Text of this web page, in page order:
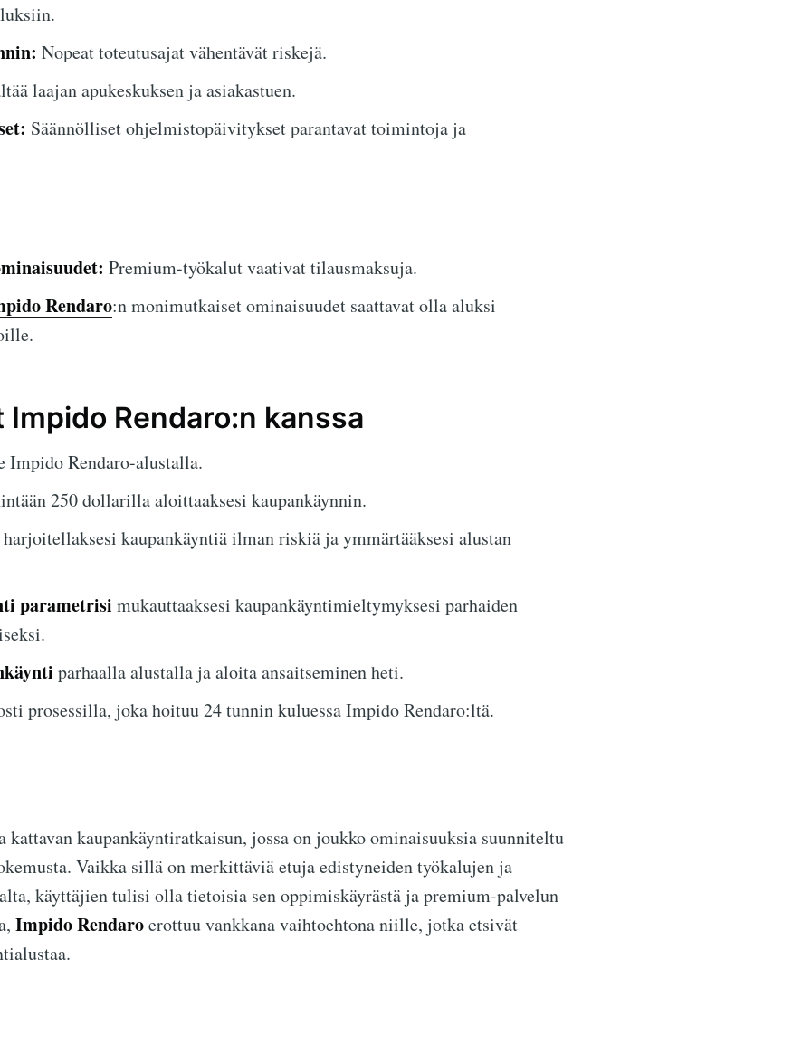
Nopeat toteutusajat vähentävät riskejä.
laajan apukeskuksen ja asiakastuen.
Säännölliset ohjelmistopäivitykset parantavat toimintoja ja
Premium-työkalut vaativat tilausmaksuja.
Rendaro:n monimutkaiset ominaisuudet saattavat olla aluksi
Rendaro:n kanssa
Rendaro-alustalla.
250 dollarilla aloittaaksesi kaupankäynnin.
harjoitellaksesi kaupankäyntiä ilman riskiä ja ymmärtääksesi alustan
parametrisi mukauttaaksesi kaupankäyntimieltymyksesi parhaiden
parhaalla alustalla ja aloita ansaitseminen heti.
prosessilla, joka hoituu 24 tunnin kuluessa Impido Rendaro:ltä.
kattavan kaupankäyntiratkaisun, jossa on joukko ominaisuuksia suunniteltu
Vaikka sillä on merkittäviä etuja edistyneiden työkalujen ja
käyttäjien tulisi olla tietoisia sen oppimiskäyrästä ja premium-palvelun
Impido Rendaroerottuu vankkana vaihtoehtona niille, jotka etsivät